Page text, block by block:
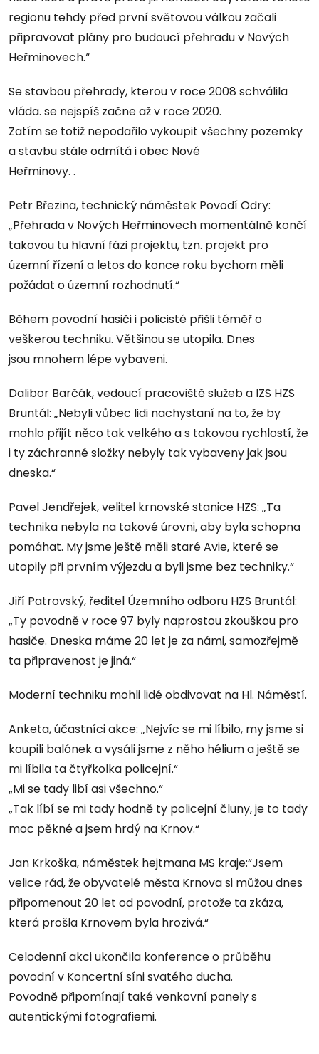
regionu tehdy před první světovou válkou začali
připravovat plány pro budoucí přehradu v Nových
Heřminovech.“
Se stavbou přehrady, kterou v roce 2008 schválila
vláda. se nejspíš začne až v roce 2020.
Zatím se totiž nepodařilo vykoupit všechny pozemky
a stavbu stále odmítá i obec Nové
Heřminovy. .
Petr Březina, technický náměstek Povodí Odry:
„Přehrada v Nových Heřminovech momentálně končí
takovou tu hlavní fázi projektu, tzn. projekt pro
územní řízení a letos do konce roku bychom měli
požádat o územní rozhodnutí.“
Během povodní hasiči i policisté přišli téměř o
veškerou techniku. Většinou se utopila. Dnes
jsou mnohem lépe vybaveni.
Dalibor Barčák, vedoucí pracoviště služeb a IZS HZS
Bruntál: „Nebyli vůbec lidi nachystaní na to, že by
mohlo přijít něco tak velkého a s takovou rychlostí, že
i ty záchranné složky nebyly tak vybaveny jak jsou
dneska.“
Pavel Jendřejek, velitel krnovské stanice HZS: „Ta
technika nebyla na takové úrovni, aby byla schopna
pomáhat. My jsme ještě měli staré Avie, které se
utopily při prvním výjezdu a byli jsme bez techniky.“
Jiří Patrovský, ředitel Územního odboru HZS Bruntál:
„Ty povodně v roce 97 byly naprostou zkouškou pro
hasiče. Dneska máme 20 let je za námi, samozřejmě
ta připravenost je jiná.“
Moderní techniku mohli lidé obdivovat na Hl. Náměstí.
Anketa, účastníci akce: „Nejvíc se mi líbilo, my jsme si
koupili balónek a vysáli jsme z něho hélium a ještě se
mi líbila ta čtyřkolka policejní.“
„Mi se tady libí asi všechno.“
„Tak líbí se mi tady hodně ty policejní čluny, je to tady
moc pěkné a jsem hrdý na Krnov.“
Jan Krkoška, náměstek hejtmana MS kraje:“Jsem
velice rád, že obyvatelé města Krnova si můžou dnes
připomenout 20 let od povodní, protože ta zkáza,
která prošla Krnovem byla hrozivá.“
Celodenní akci ukončila konference o průběhu
povodní v Koncertní síni svatého ducha.
Povodně připomínají také venkovní panely s
autentickými fotografiemi.